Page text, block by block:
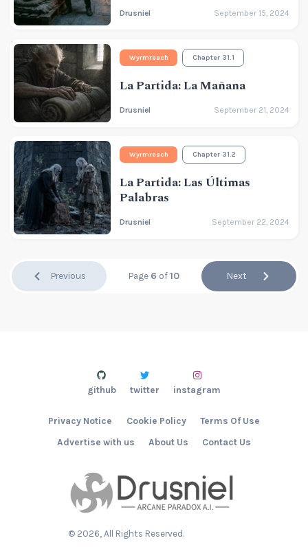
Drusniel September 15, 2024
Wyrmreach Chapter 31.1
La Partida: La Mañana
Drusniel September 21, 2024
Wyrmreach Chapter 31.2
La Partida: Las Últimas
Palabras
Drusniel September 22, 2024
Previous Page 6 of 10 Next
© 2026, All Rights Reserved.
Advertise with us About Us Contact Us
Privacy Notice Cookie Policy Terms Of Use
github twitter instagram